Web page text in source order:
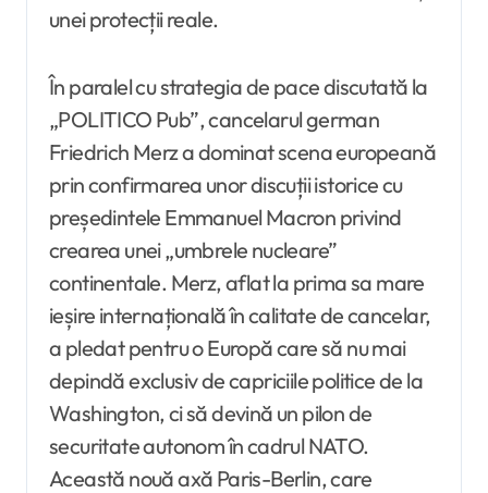
unei protecții reale.
În paralel cu strategia de pace discutată la
„POLITICO Pub”, cancelarul german
Friedrich Merz a dominat scena europeană
prin confirmarea unor discuții istorice cu
președintele Emmanuel Macron privind
crearea unei „umbrele nucleare”
continentale. Merz, aflat la prima sa mare
ieșire internațională în calitate de cancelar,
a pledat pentru o Europă care să nu mai
depindă exclusiv de capriciile politice de la
Washington, ci să devină un pilon de
securitate autonom în cadrul NATO.
Această nouă axă Paris-Berlin, care